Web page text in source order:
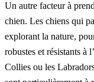
Un autre facteur à
chien. Les chiens qui
explorant la nature,
robustes et résistants à
Collies ou les